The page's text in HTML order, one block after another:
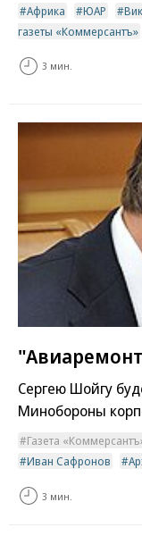
Африка
ЮАР
газеты «Коммерсантъ»
3 мин.
Сергею Шойгу
Минобороны
Газета
Иван Сафронов
3 мин.